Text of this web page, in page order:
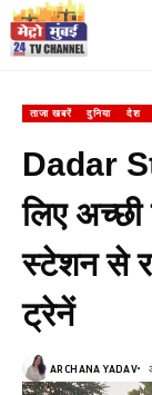
ताजा खबरें दुनिया देश
Dadar
लिए
स्टेशन से
ट्रेनें
ARCHANA YADAV